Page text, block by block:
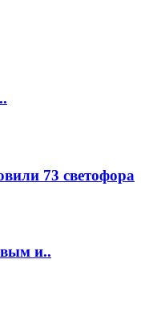
73 светофора
и..